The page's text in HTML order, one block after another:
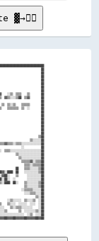
██
██
██
██
██
██
██
░░▒▒  ▒▒▒▒    ▒▒        ██
▓▓▒▒░░░░▒▒██  ▒▒▓▓        ██
██
▒▒░░▒▒    ▒▒▒▒▒▒        ██
▒▒▒▒▒▒▒▒  ▒▒  ░░        ██
██
██
██
██
██
██
██
▒▒██
▒▒░░░░░░██
░░            ██
▒▒▒▒░░░░░░░░░░░░░░░░░░░░░░██
▒▒░░░░░░░░░░░░░░░░██
▒▒░░░░░░░░░░░░░░██
▒▒▒▒▒▒▓▓░░▒▒▒▒██
▒▒▒▒░░▒▒▒▒▒▒██
██    ▒▒▒▒░░░░░░▒▒██
██    ░░░░░░░░░░▒▒██
▒▒      ░░░░░░░░░░██
░░        ░░░░░░░░░░██
██░░    ▒▒░░░░░░░░▒▒██
▒▒░░░░░░░░▒▒██
░░▒▒▒▒▒▒░░░░░░██
░░░░▒▒▒▒░░░░██
▒▒░░██
░░▒▒░░░░░░  ▒▒░░░░▒▒  ░░██
░░▒▒    ▒▒░░░░  ░░░░░░  ░░░░  ░░██
▒▒░░▒▒▒▒░░░░░░░░    ░░██
▒▒  ░░░░░░░░▒▒░░██
░░▒▒  ░░░░██